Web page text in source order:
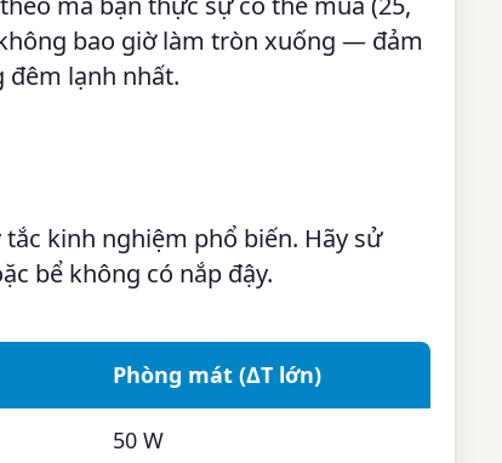
bao giờ làm tròn xuống — đảm
đêm lạnh nhất.
kinh nghiệm phổ biến. Hãy sử
bể không có nắp đậy.
Phòng mát (ΔT lớn)
50 W